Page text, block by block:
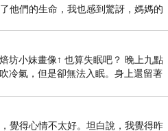
享後，才明白任何的技
想像難度，甚至成品跟原
以得一次一次的嚐試、一
許會化為日後有所成時的
他們的生命，我也感到驚訝，媽媽的
坊小妹畫像↑ 也算失眠吧？ 晚上九點
冷氣，但是卻無法入眠。身上還留著
公里的疲
覺得心情不太好。坦白說，我覺得昨